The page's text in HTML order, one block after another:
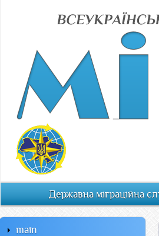
Державна міграційна
main